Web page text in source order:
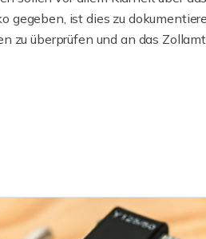
gegeben, ist dies zu
zu überprüfen und an das Zollamt